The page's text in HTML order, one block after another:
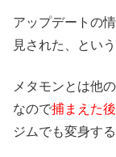
アップデートの
見された、という
メタモンとは他
なので捕まえた
ジムでも変身す